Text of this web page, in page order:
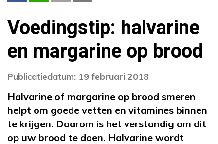
Voedingstip: halvarine
en margarine op brood
Publicatiedatum: 19 februari 2018
Halvarine of margarine op brood smeren
helpt om goede vetten en vitamines binnen
te krijgen. Daarom is het verstandig om dit
op uw brood te doen. Halvarine wordt